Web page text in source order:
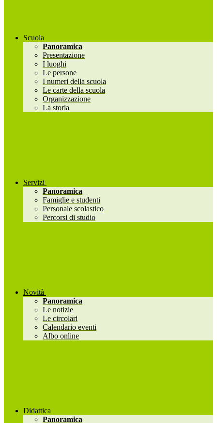
Scuola
Panoramica
Presentazione
I luoghi
Le persone
I numeri della scuola
Le carte della scuola
Organizzazione
La storia
Servizi
Panoramica
Famiglie e studenti
Personale scolastico
Percorsi di studio
Novità
Panoramica
Le notizie
Le circolari
Calendario eventi
Albo online
Didattica
Panoramica